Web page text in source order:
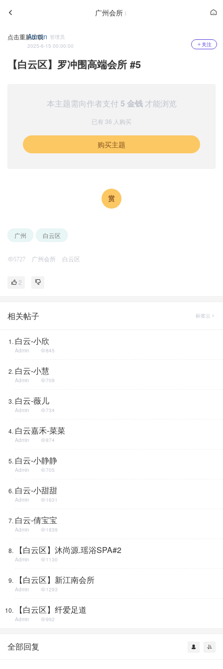
广州会所
点击重新加载
Admin 管理员
2025-6-15 00:00:00
关注
【白云区】罗冲围高端会所 #5
本主题需向作者支付 5 金钱才能浏览
已有 36 人购买
购买主题
广州 白云区
5727 广州会所 白云区
2
相关帖子 标签云
白云-小欣
Admin 845
白云-小慧
Admin 709
白云-薇儿
Admin 734
白云嘉禾-菜菜
Admin 874
白云-小静静
Admin 705
白云-小甜甜
Admin 1631
白云-倩宝宝
Admin 1839
【白云区】沐尚源.瑶浴SPA#2
Admin 1130
【白云区】新江南会所
Admin 1293
【白云区】纤爱足道
Admin 992
全部回复